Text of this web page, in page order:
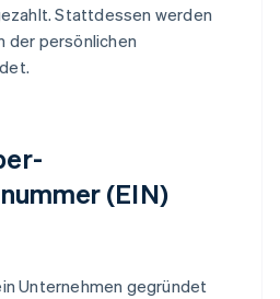
Stattdessen werden
der persönlichen
(EIN)
Unternehmen gegründet